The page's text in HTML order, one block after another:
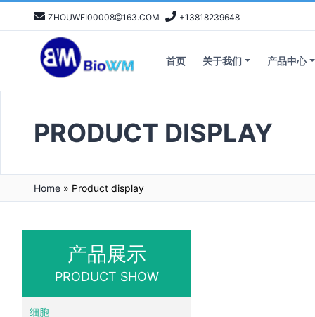
ZHOUWEI00008@163.COM +13818239648
首页 关于我们 产品中心
PRODUCT DISPLAY
Home » Product display
产品展示
PRODUCT SHOW
细胞